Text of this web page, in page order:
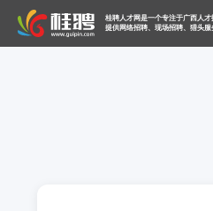
桂聘人才网是一个专注于广西人
提供网络招聘、现场招聘、猎头服